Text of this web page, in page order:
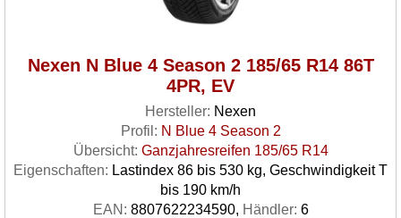
Nexen N Blue 4 Season 2 185/65 R14 86T
4PR, EV
Hersteller: Nexen
Profil: N Blue 4 Season 2
Übersicht: Ganzjahresreifen 185/65 R14
Eigenschaften: Lastindex 86 bis 530 kg, Geschwindigkeit T
bis 190 km/h
EAN: 8807622234590, Händler: 6